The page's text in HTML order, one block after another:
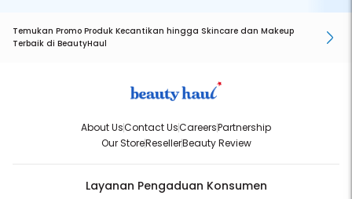
Temukan Promo Produk Kecantikan hingga Skincare dan Makeup
Terbaik di BeautyHaul
About UsContact UsCareersPartnership
Our StoreResellerBeauty Review
Layanan Pengaduan Konsumen